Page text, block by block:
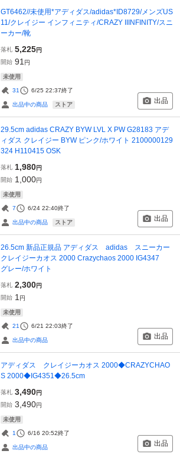
GT6462//未使用*アディダス/adidas*ID8729/メンズUS
11/クレイジー インフィニティ/CRAZY IIINFINITY/スニ
ーカー/靴
落札 5,225円
開始 91 円
未使用
31 6/25 22:37終了
出品中の商品 ストア 出品
29.5cm adidas CRAZY BYW LVL X PW G28183 アデ
ィダス クレイジー BYW ピンク/ホワイト 2100000129
324 H110415 OSK
落札 1,980円
開始 1,000円
未使用
7 6/24 22:40終了
出品中の商品 ストア 出品
26.5cm 新品正規品 アディダス adidas スニーカー
クレイジーカオス 2000 Crazychaos 2000 IG4347
グレー/ホワイト
落札 2,300円
開始 1 円
未使用
21 6/21 22:03終了
出品中の商品 出品
アディダス クレイジーカオス 2000◆CRAZYCHAO
S 2000◆IG4351◆26.5cm
落札 3,490円
開始 3,490円
未使用
1 6/16 20:52終了
出品中の商品 出品